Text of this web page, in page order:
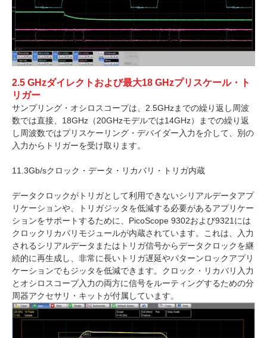
2.5 GHzダイレクトおよび最大18 GHzプリスケール・ト
リガー
サンプリング・オシロスコープは、2.5GHzまでの繰り返し周波
数では直接、18GHz（20GHzモデルでは14GHz）までの繰り返
し周波数ではプリスケーリング・デバイダー入力を介して、別の
入力からトリガーを受け取ります。
11.3Gb/sクロック・データ・リカバリ・トリガ内蔵
データクロックがトリガとして利用できないシリアルデータアプ
リケーションや、トリガジッタを低減する必要があるアプリケー
ションをサポートするために、PicoScope 9302および9321には
クロックリカバリモジュールが内蔵されています。これは、入力
されるシリアルデータまたはトリガ信号からデータクロックを継
続的に再生成し、非常に長いトリガ遅延やパターンロックアプリ
ケーションでもジッタを低減できます。クロック・リカバリ入力
とオシロスコープ入力の両方に信号をルーティングするための分
周器アクセサリ・キットが付属しています。